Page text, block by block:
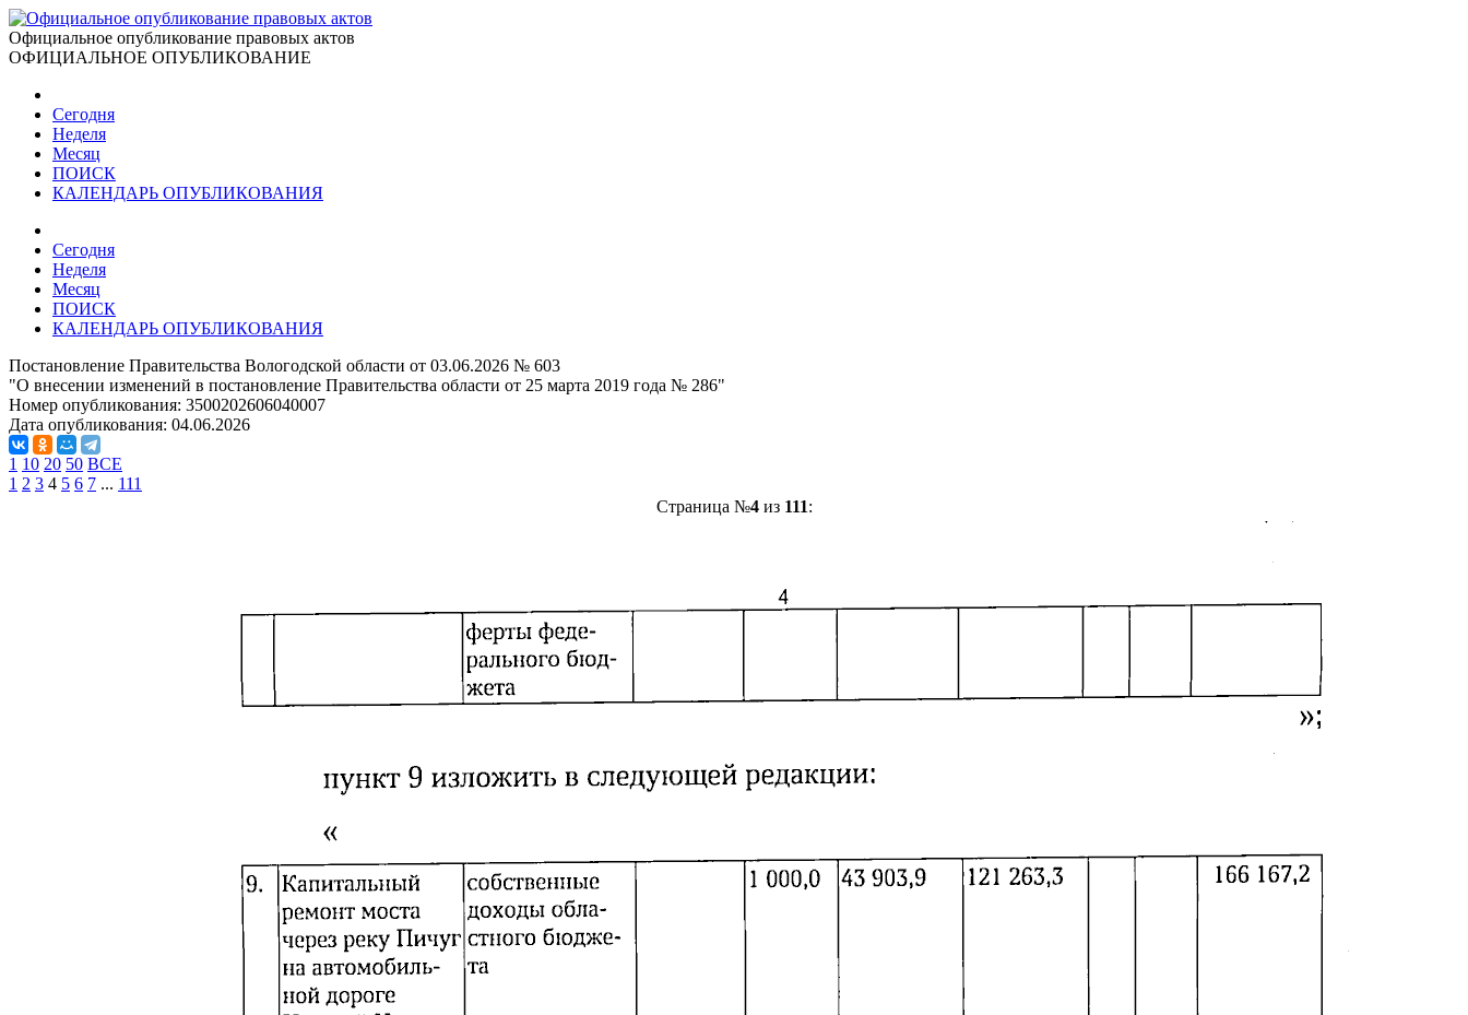
Официальное опубликование правовых актов
ОФИЦИАЛЬНОЕ ОПУБЛИКОВАНИЕ
Сегодня
Неделя
Месяц
ПОИСК
КАЛЕНДАРЬ ОПУБЛИКОВАНИЯ
Сегодня
Неделя
Месяц
ПОИСК
КАЛЕНДАРЬ ОПУБЛИКОВАНИЯ
Постановление Правительства Вологодской области от 03.06.2026 № 603
"О внесении изменений в постановление Правительства области от 25 марта 2019 года № 286"
Номер опубликования: 3500202606040007
Дата опубликования: 04.06.2026
1 10 20 50 ВСЕ
1 2 3 4 5 6 7 ... 111
Страница №4из 111: